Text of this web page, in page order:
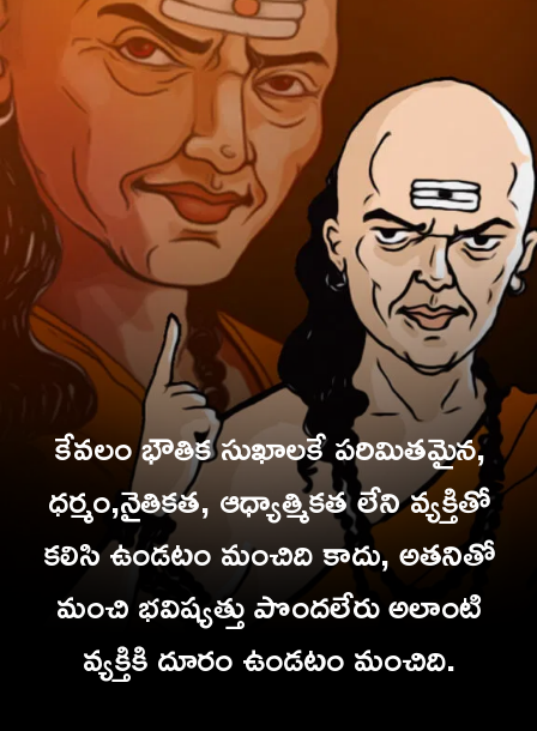
కేవలం భౌతిక సుఖాలకే పరిమితమైన,
ధర్మం,నైతికత, ఆధ్యాత్మికత లేని వ్యక్తితో
కలిసి ఉండటం మంచిది కాదు, అతనితో
మంచి భవిష్యత్తు పొందలేరు అలాంటి